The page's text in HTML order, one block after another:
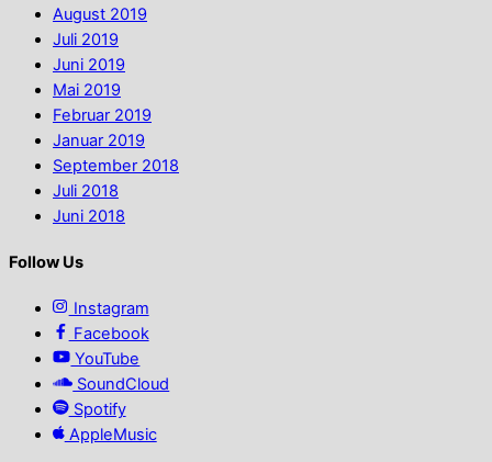
August 2019
Juli 2019
Juni 2019
Mai 2019
Februar 2019
Januar 2019
September 2018
Juli 2018
Juni 2018
Follow Us
Instagram
Facebook
YouTube
SoundCloud
Spotify
AppleMusic